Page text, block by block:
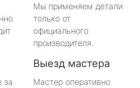
Мы применяем детали
только от
официального
производителя.
за
Выезд мастера
Мастер оперативно